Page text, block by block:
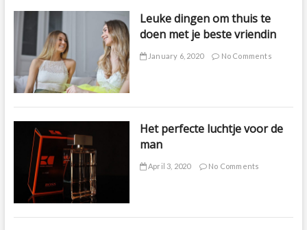
Leuke dingen om thuis te
doen met je beste vriendin
January 6, 2020 No Comments
Het perfecte luchtje voor de
man
April 3, 2020 No Comments